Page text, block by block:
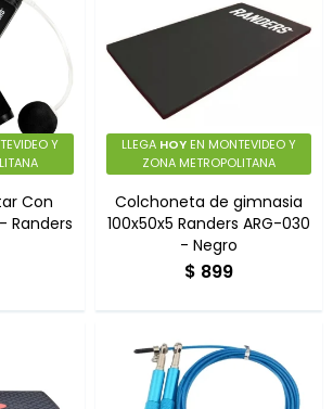
Y
Con
Randers
LLEGA HOY EN MONTEVIDEO Y
ZONA METROPOLITANA
Colchoneta de gimnasia
100x50x5 Randers ARG-030
- Negro
$ 899